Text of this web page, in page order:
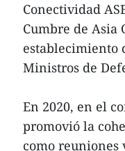
Conectividad
Cumbre de Asia
establecimiento
Ministros de
En 2020, en el
promovió la
como